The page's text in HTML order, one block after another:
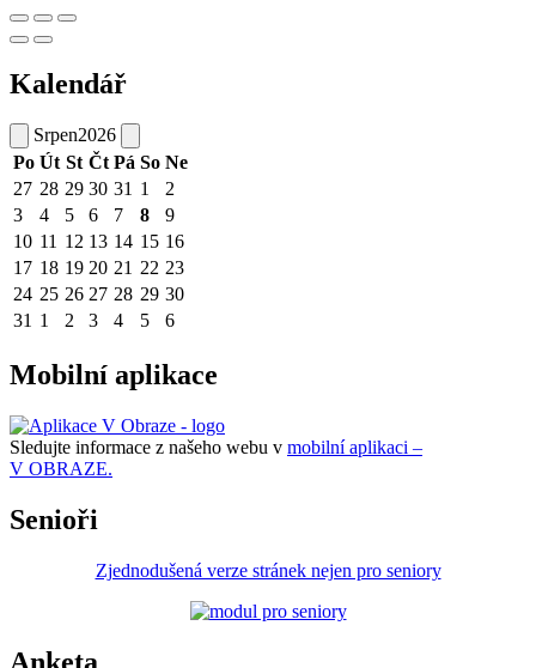
Kalendář
Srpen2026
Po Út St Čt Pá So Ne
27 28 29 30 31 1
2
3
4 5 6 7 8
9
10 11 12 13 14 15 16
17 18 19 20 21 22 23
24 25 26 27 28 29 30
31 1 2 3 4 5 6
Mobilní aplikace
Sledujte informace z našeho webu v mobilní aplikaci –
V OBRAZE.
Senioři
Zjednodušená verze stránek nejen pro seniory